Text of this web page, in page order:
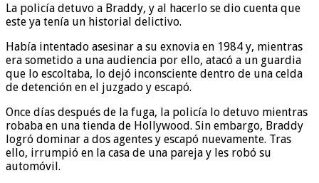
La policía detuvo a Braddy, y al hacerlo se dio cuenta que
este ya tenía un historial delictivo.
Había intentado asesinar a su exnovia en 1984 y, mientras
era sometido a una audiencia por ello, atacó a un guardia
que lo escoltaba, lo dejó inconsciente dentro de una celda
de detención en el juzgado y escapó.
Once días después de la fuga, la policía lo detuvo mientras
robaba en una tienda de Hollywood. Sin embargo, Braddy
logró dominar a dos agentes y escapó nuevamente. Tras
ello, irrumpió en la casa de una pareja y les robó su
automóvil.